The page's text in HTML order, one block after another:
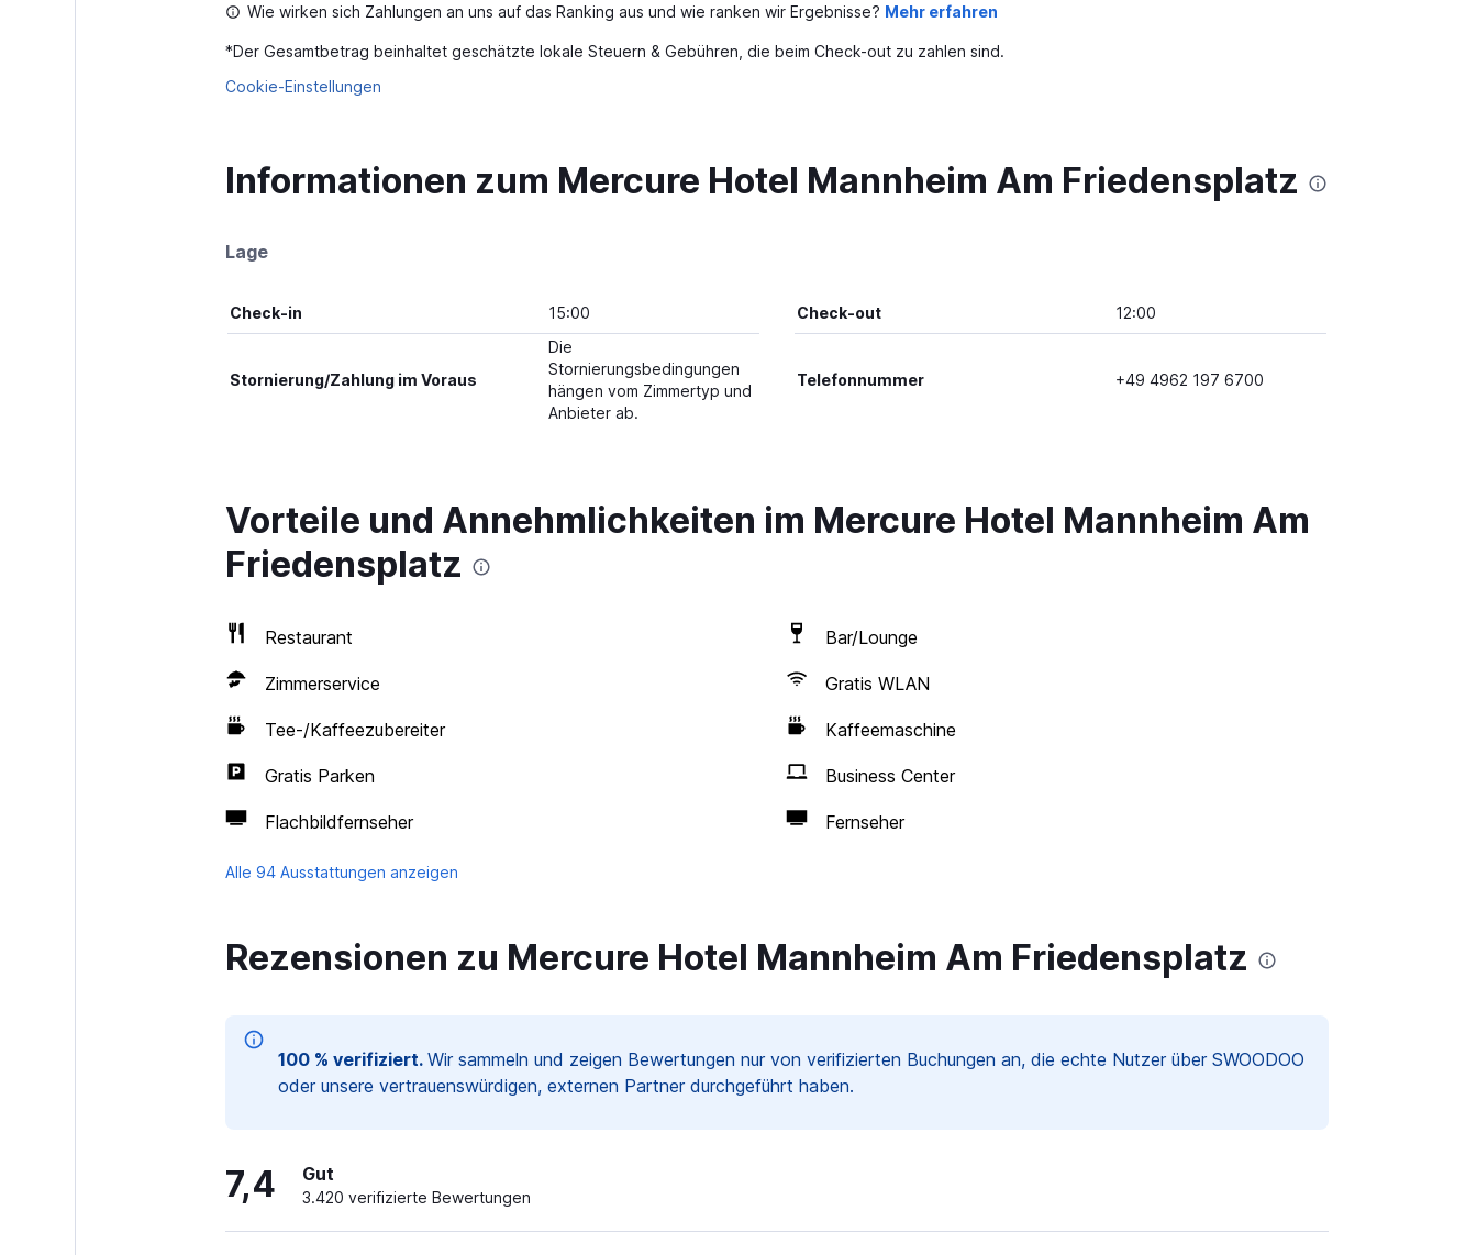
Wie wirken sich Zahlungen an uns auf das Ranking aus und wie ranken wir Ergebnisse? Mehr erfahren
*Der Gesamtbetrag beinhaltet geschätzte lokale Steuern & Gebühren, die beim Check-out zu zahlen sind.
Cookie-Einstellungen
Informationen zum Mercure Hotel Mannheim Am Friedensplatz
Lage
Check-in 15:00 Check-out 12:00
Stornierung/Zahlung im Voraus
Die
Stornierungsbedingungen
hängen vom Zimmertyp und
Anbieter ab.
Telefonnummer +49 4962 197 6700
Vorteile und Annehmlichkeiten im Mercure Hotel Mannheim Am
Friedensplatz
Restaurant Bar/Lounge
Zimmerservice Gratis WLAN
Tee-/Kaffeezubereiter Kaffeemaschine
Gratis Parken Business Center
Flachbildfernseher Fernseher
Alle 94 Ausstattungen anzeigen
Rezensionen zu Mercure Hotel Mannheim Am Friedensplatz
100 % verifiziert. Wir sammeln und zeigen Bewertungen nur von verifizierten Buchungen an, die echte Nutzer über SWOODOO
oder unsere vertrauenswürdigen, externen Partner durchgeführt haben.
7,4 Gut
3.420 verifizierte Bewertungen